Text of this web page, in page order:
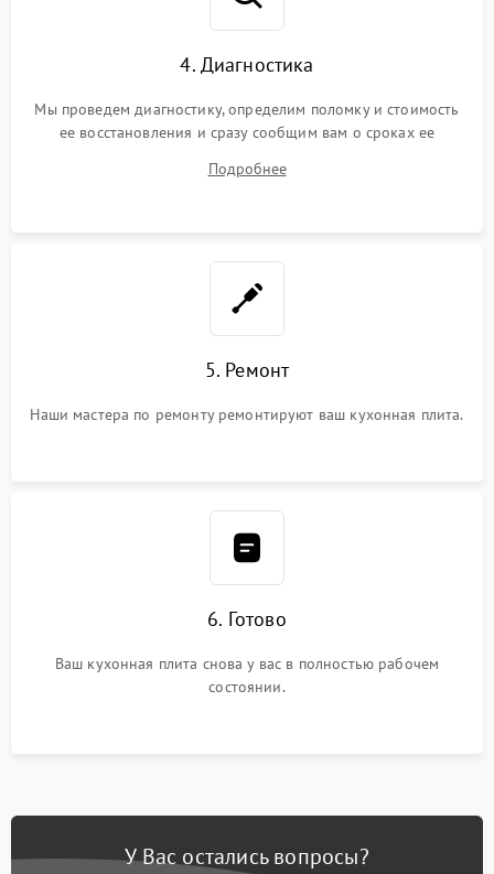
4. Диагностика
Мы проведем диагностику, определим поломку и стоимость
ее восстановления и сразу сообщим вам о сроках ее
Подробнее
5. Ремонт
Наши мастера по ремонту ремонтируют ваш кухонная плита.
6. Готово
Ваш кухонная плита снова у вас в полностью рабочем
состоянии.
У Вас остались вопросы?